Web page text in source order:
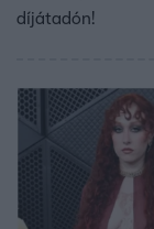
díjátadón!